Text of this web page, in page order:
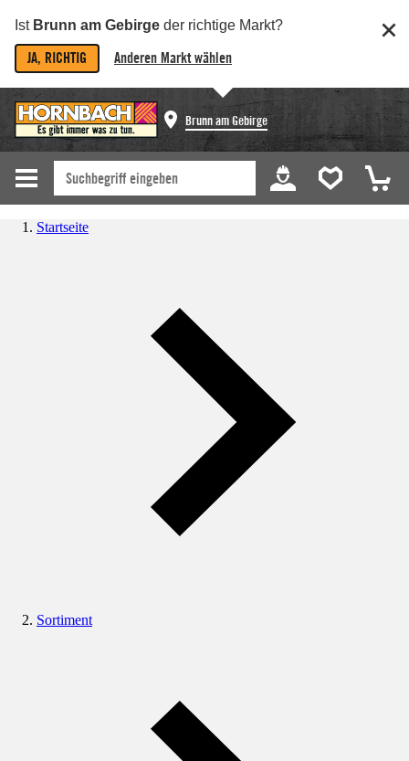
Ist Brunn am Gebirge der richtige Markt?
JA, RICHTIG Anderen Markt wählen
Brunn am Gebirge
Startseite
Sortiment